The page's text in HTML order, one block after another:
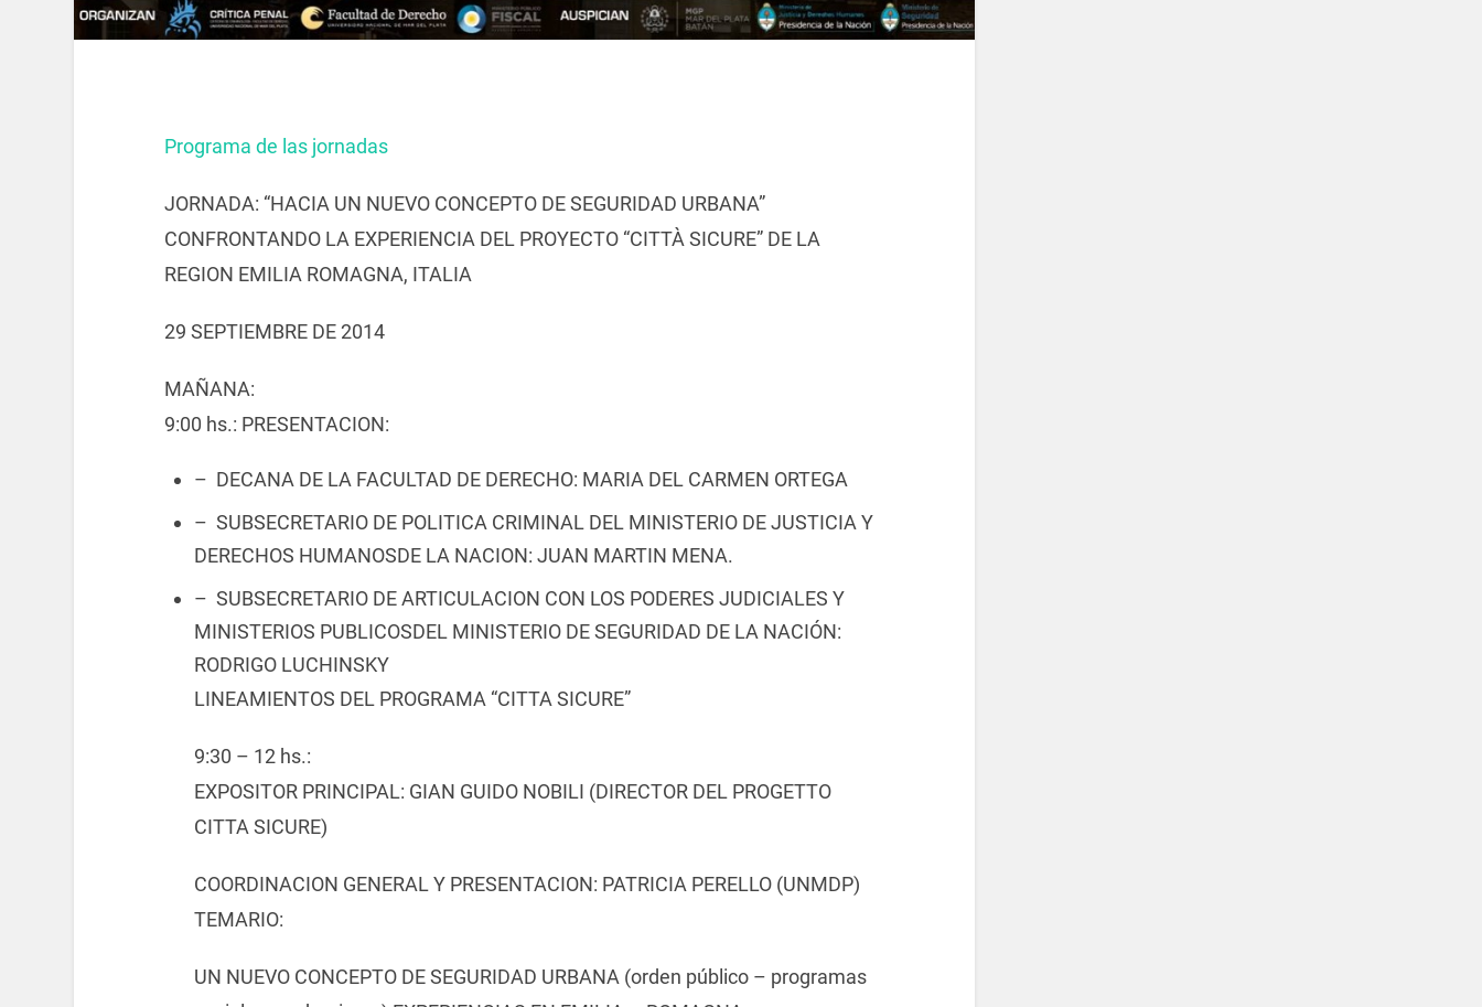
Programa de las jornadas
JORNADA: “HACIA UN NUEVO CONCEPTO DE SEGURIDAD URBANA”
CONFRONTANDO LA EXPERIENCIA DEL PROYECTO “CITTÀ SICURE” DE LA
REGION EMILIA ROMAGNA, ITALIA
29 SEPTIEMBRE DE 2014
MAÑANA:
9:00 hs.: PRESENTACION:
– DECANA DE LA FACULTAD DE DERECHO: MARIA DEL CARMEN ORTEGA
– SUBSECRETARIO DE POLITICA CRIMINAL DEL MINISTERIO DE JUSTICIA Y
DERECHOS HUMANOSDE LA NACION: JUAN MARTIN MENA.
– SUBSECRETARIO DE ARTICULACION CON LOS PODERES JUDICIALES Y
MINISTERIOS PUBLICOSDEL MINISTERIO DE SEGURIDAD DE LA NACIÓN:
RODRIGO LUCHINSKY
LINEAMIENTOS DEL PROGRAMA “CITTA SICURE”
9:30 – 12 hs.:
EXPOSITOR PRINCIPAL: GIAN GUIDO NOBILI (DIRECTOR DEL PROGETTO
CITTA SICURE)
COORDINACION GENERAL Y PRESENTACION: PATRICIA PERELLO (UNMDP)
TEMARIO:
UN NUEVO CONCEPTO DE SEGURIDAD URBANA (orden público – programas